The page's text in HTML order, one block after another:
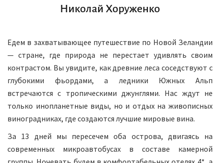
Николай Хоруженко
Едем в захватывающее путешествие по Новой Зеландии
— стране, где природа не перестает удивлять своим
контрастом. Вы увидите, как древние леса соседствуют с
глубокими фьордами, а ледники Южных Альп
встречаются с тропическими джунглями. Нас ждут не
только инопланетные виды, но и отдых на живописных
виноградниках, где создаются лучшие мировые вина.
За 13 дней мы пересечем оба острова, двигаясь на
современных микроавтобусах в составе камерной